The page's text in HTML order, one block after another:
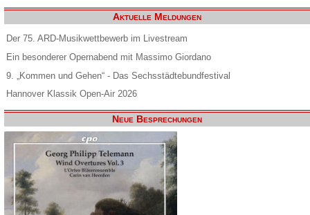
Aktuelle Meldungen
Der 75. ARD-Musikwettbewerb im Livestream
Ein besonderer Opernabend mit Massimo Giordano
9. „Kommen und Gehen“ - Das Sechsstädtebundfestival
Hannover Klassik Open-Air 2026
Neue Besprechungen